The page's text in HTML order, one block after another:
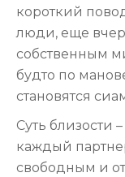
короткий
люди, еще
собственным
будто по
становятся
Суть близости
каждый
свободным и